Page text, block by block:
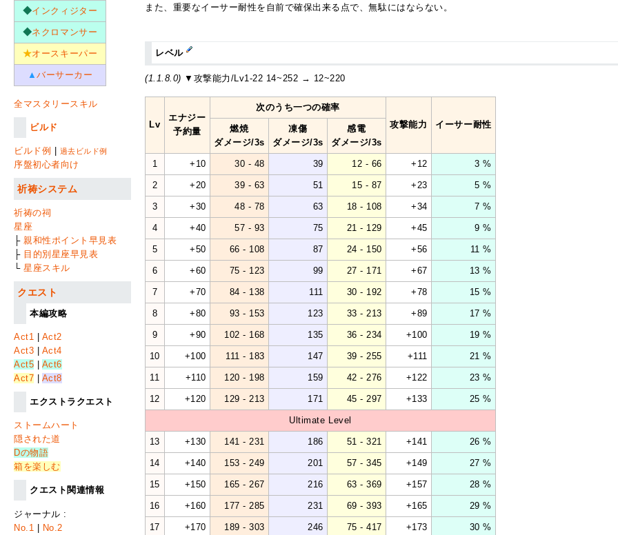
また、重要なイーサー耐性を自前で確保出来る点で、無駄にはならない。
レベル
(1.1.8.0) ▼攻撃能力/Lv1-22 14~252 → 12~220
Lv
エナジー
予約量
次のうち一つの確率
攻撃能力
イーサー耐性
燃焼
ダメージ/3s
凍傷
ダメージ/3s
感電
ダメージ/3s
1 +10 30 - 48 39 12 - 66 +12 3 %
2 +20 39 - 63 51 15 - 87 +23 5 %
3 +30 48 - 78 63 18 - 108 +34 7 %
4 +40 57 - 93 75 21 - 129 +45 9 %
5 +50 66 - 108 87 24 - 150 +56 11 %
6 +60 75 - 123 99 27 - 171 +67 13 %
7 +70 84 - 138 111 30 - 192 +78 15 %
8 +80 93 - 153 123 33 - 213 +89 17 %
9 +90 102 - 168 135 36 - 234 +100 19 %
10 +100 111 - 183 147 39 - 255 +111 21 %
11 +110 120 - 198 159 42 - 276 +122 23 %
12 +120 129 - 213 171 45 - 297 +133 25 %
Ultimate Level
13 +130 141 - 231 186 51 - 321 +141 26 %
14 +140 153 - 249 201 57 - 345 +149 27 %
15 +150 165 - 267 216 63 - 369 +157 28 %
16 +160 177 - 285 231 69 - 393 +165 29 %
17 +170 189 - 303 246 75 - 417 +173 30 %
◆インクィジター
◆ネクロマンサー
★オースキーパー
▲バーサーカー
全マスタリースキル
ビルド
ビルド例 過去ビルド例
序盤初心者向け
祈祷システム
祈祷の祠
星座
├親和性ポイント早見表
├ 目的別星座早見表
└星座スキル
クエスト
本編攻略
Act1
Act2
Act3
Act4
Act5
Act6
Act7
Act8
エクストラクエスト
ストームハート
隠された道
Dの物語
箱を楽しむ
クエスト関連情報
ジャーナル :
No.1 | No.2